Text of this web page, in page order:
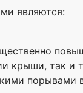
являются:
крыши, так и
порывами